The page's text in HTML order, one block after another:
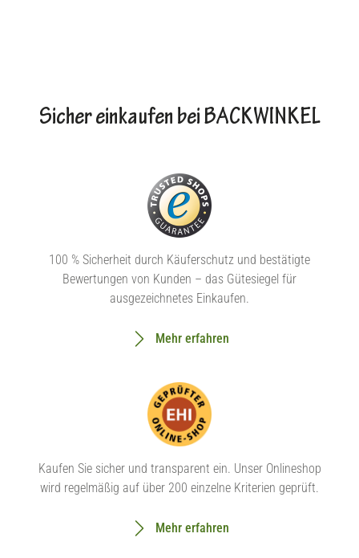
Sicher einkaufen bei BACKWINKEL
100 % Sicherheit durch Käuferschutz und bestätigte
Bewertungen von Kunden – das Gütesiegel für
ausgezeichnetes Einkaufen.
Mehr erfahren
Kaufen Sie sicher und transparent ein. Unser Onlineshop
wird regelmäßig auf über 200 einzelne Kriterien geprüft.
Mehr erfahren